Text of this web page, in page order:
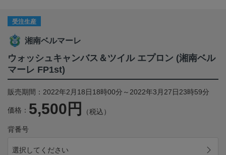
受注生産
湘南ベルマーレ
ウォッシュキャンバス＆ツイル エプロン (湘南ベル
マーレ FP1st)
販売期間：2022年2月18日18時00分～2022年3月27日23時59分
価格： 5,500円 （税込）
背番号
選択してください